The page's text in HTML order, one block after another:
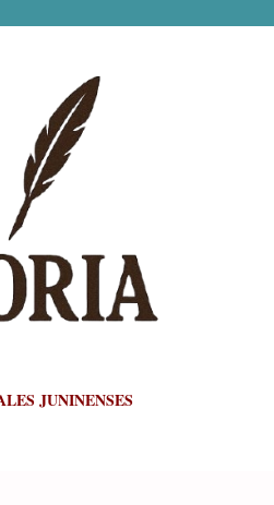
principal
JUNINENSES